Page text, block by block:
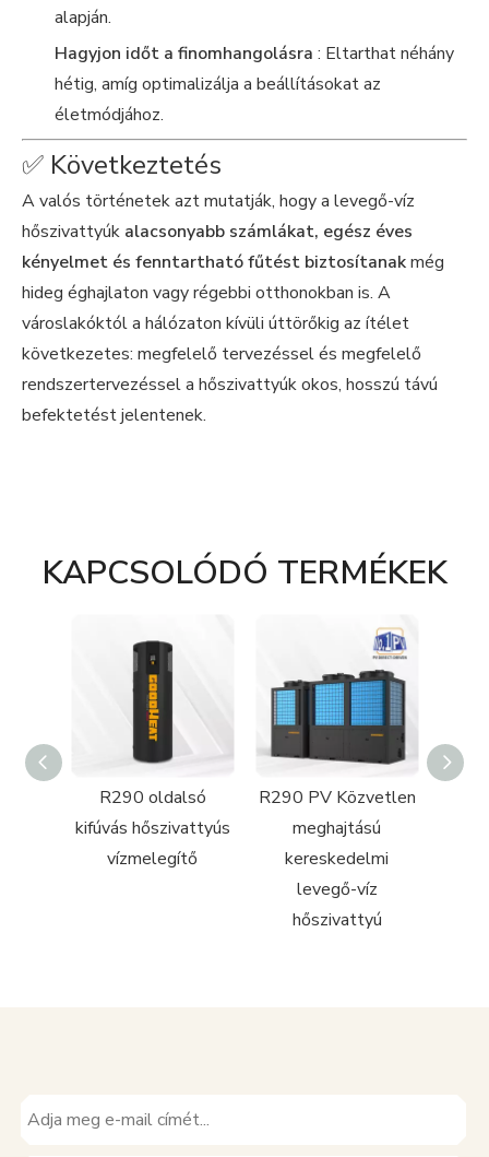
alapján.
Hagyjon időt a finomhangolásra : Eltarthat néhány
hétig, amíg optimalizálja a beállításokat az
életmódjához.
✅ Következtetés
A valós történetek azt mutatják, hogy a levegő-víz
hőszivattyúk alacsonyabb számlákat, egész éves
kényelmet és fenntartható fűtést biztosítanakmég
hideg éghajlaton vagy régebbi otthonokban is. A
városlakóktól a hálózaton kívüli úttörőkig az ítélet
következetes: megfelelő tervezéssel és megfelelő
rendszertervezéssel a hőszivattyúk okos, hosszú távú
befektetést jelentenek.
KAPCSOLÓDÓ TERMÉKEK
R290 oldalsó
kifúvás hőszivattyús
vízmelegítő
R290 PV Közvetlen
meghajtású
kereskedelmi
levegő-víz
hőszivattyú